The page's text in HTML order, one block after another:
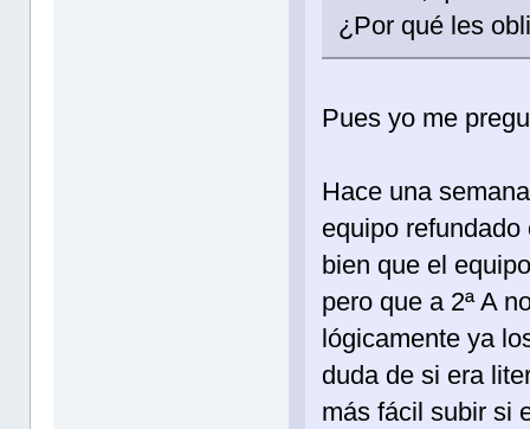
¿Por qué les
Pues yo me
Hace una
equipo
bien que el
pero que a 2ª A
lógicamente ya
duda de si era
más fácil subir si